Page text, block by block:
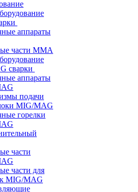
аппараты
части MMA
сварки
аппараты
подачи
MIG/MAG
горелки
части
части для
MIG/MAG